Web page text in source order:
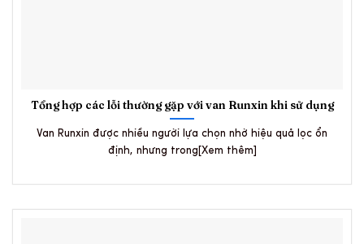
Tổng hợp các lỗi thường gặp với van Runxin khi sử dụng
Van Runxin được nhiều người lựa chọn nhờ hiệu quả lọc ổn
định, nhưng trong[Xem thêm]